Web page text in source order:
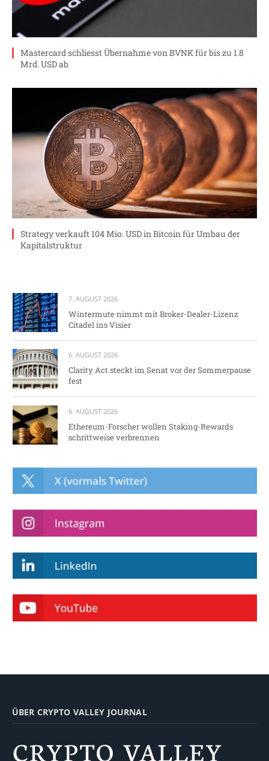
Mastercard schliesst Übernahme von BVNK für bis zu 1.8
Mrd. USD ab
Strategy verkauft 104 Mio. USD in Bitcoin für Umbau der
Kapitalstruktur
7. AUGUST 2026
Wintermute nimmt mit Broker-Dealer-Lizenz
Citadel ins Visier
6. AUGUST 2026
Clarity Act steckt im Senat vor der Sommerpause
fest
6. AUGUST 2026
Ethereum-Forscher wollen Staking-Rewards
schrittweise verbrennen
ÜBER CRYPTO VALLEY JOURNAL